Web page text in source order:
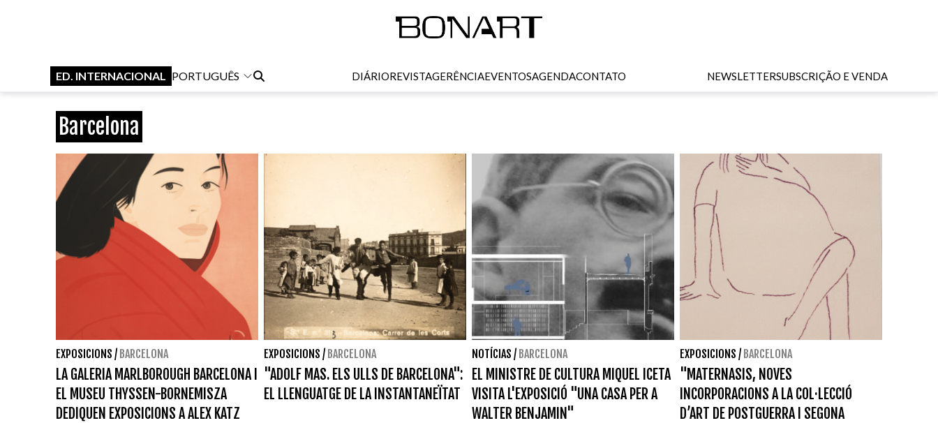
ED. INTERNACIONAL PORTUGUÊS DIÁRIOREVISTAGERÊNCIAEVENTOSAGENDACONTATO NEWSLETTERSUBSCRIÇÃO E VENDA
Barcelona
EXPOSICIONS / BARCELONA
LA GALERIA MARLBOROUGH BARCELONA I
EL MUSEU THYSSEN-BORNEMISZA
DEDIQUEN EXPOSICIONS A ALEX KATZ
EXPOSICIONS / BARCELONA
"ADOLF MAS. ELS ULLS DE BARCELONA":
EL LLENGUATGE DE LA INSTANTANEÏTAT
NOTÍCIAS / BARCELONA
EL MINISTRE DE CULTURA MIQUEL ICETA
VISITA L'EXPOSICIÓ "UNA CASA PER A
WALTER BENJAMIN"
EXPOSICIONS / BARCELONA
"MATERNASIS, NOVES
INCORPORACIONS A LA COL·LECCIÓ
D’ART DE POSTGUERRA I SEGONA